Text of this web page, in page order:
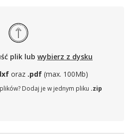
plik lub wybierz z dysku
oraz .pdf (max. 100Mb)
Dodaj je w jednym pliku .zip